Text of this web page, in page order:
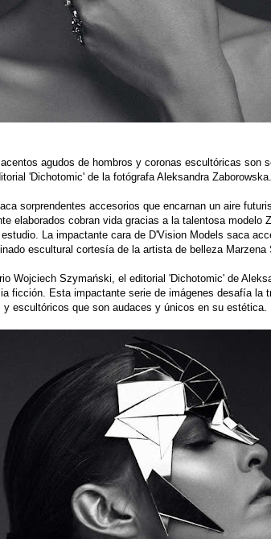
agudos de hombros y coronas escultóricas son
'Dichotomic' de la fotógrafa Aleksandra Zaborowska.
sorprendentes accesorios que encarnan un aire
elaborados cobran vida gracias a la talentosa modelo
La impactante cara de D'Vision Models saca
escultural cortesía de la artista de belleza Marzena
Wojciech Szymański, el editorial 'Dichotomic' de
ficción. Esta impactante serie de imágenes desafía la
escultóricos que son audaces y únicos en su estética.